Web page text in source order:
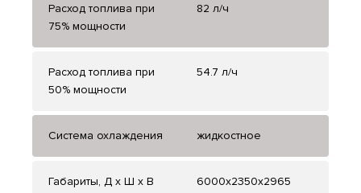
Расход топлива при
75% мощности
82 л/ч
Расход топлива при
50% мощности
54.7 л/ч
Система охлаждения жидкостное
Габариты, Д x Ш x В 6000x2350x2965